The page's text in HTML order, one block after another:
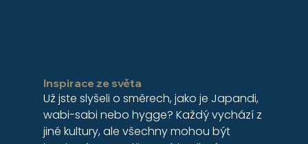
Inspirace ze světa
Už jste slyšeli o směrech, jako je Japandi,
wabi-sabi nebo hygge? Každý vychází z
jiné kultury, ale všechny mohou být